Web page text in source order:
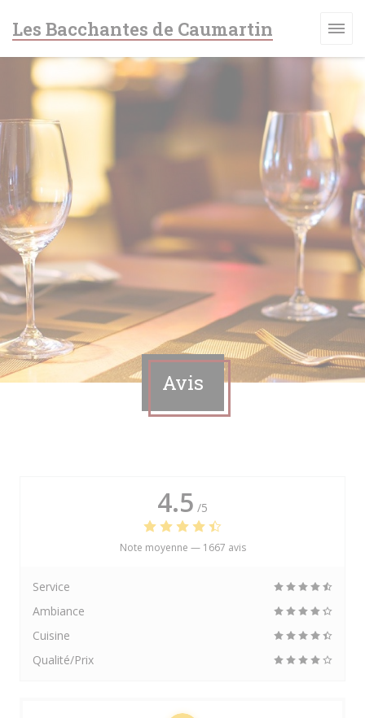
Les Bacchantes de Caumartin
Avis
4.5 /5
Note moyenne — 1667 avis
Service
Ambiance
Cuisine
Qualité/Prix